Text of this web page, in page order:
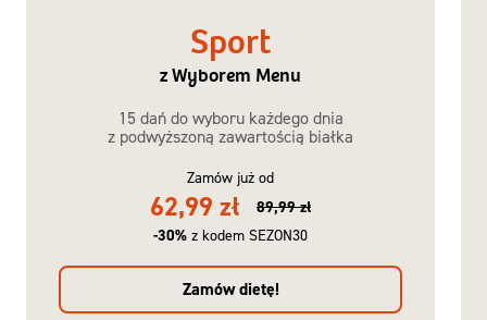
Sport
z Wyborem Menu
15 dań do wyboru każdego dnia
z podwyższoną zawartością białka
Zamów już od
62,99 zł
89,99 zł
-30% z kodem SEZON30
Zamów dietę!